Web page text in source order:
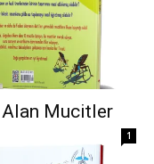
Mucitler
1